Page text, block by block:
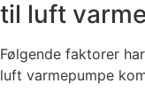
til luft
Følgende faktorer
luft varmepumpe